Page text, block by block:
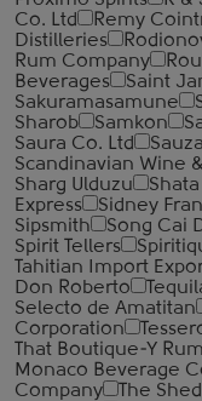
Co. Ltd
Remy
Distilleries
Rum Company
Beverages
Saint
Sakuramasamune
Sharob
Samkon
Saura Co. Ltd
Sauza
Scandinavian Wine
Sharg Ulduzu
Express
Sidney
Sipsmith
Song Cai
Spirit Tellers
Tahitian Import
Don Roberto
Selecto de Amatitan
Corporation
That Boutique-Y
Monaco Beverage
Company
The